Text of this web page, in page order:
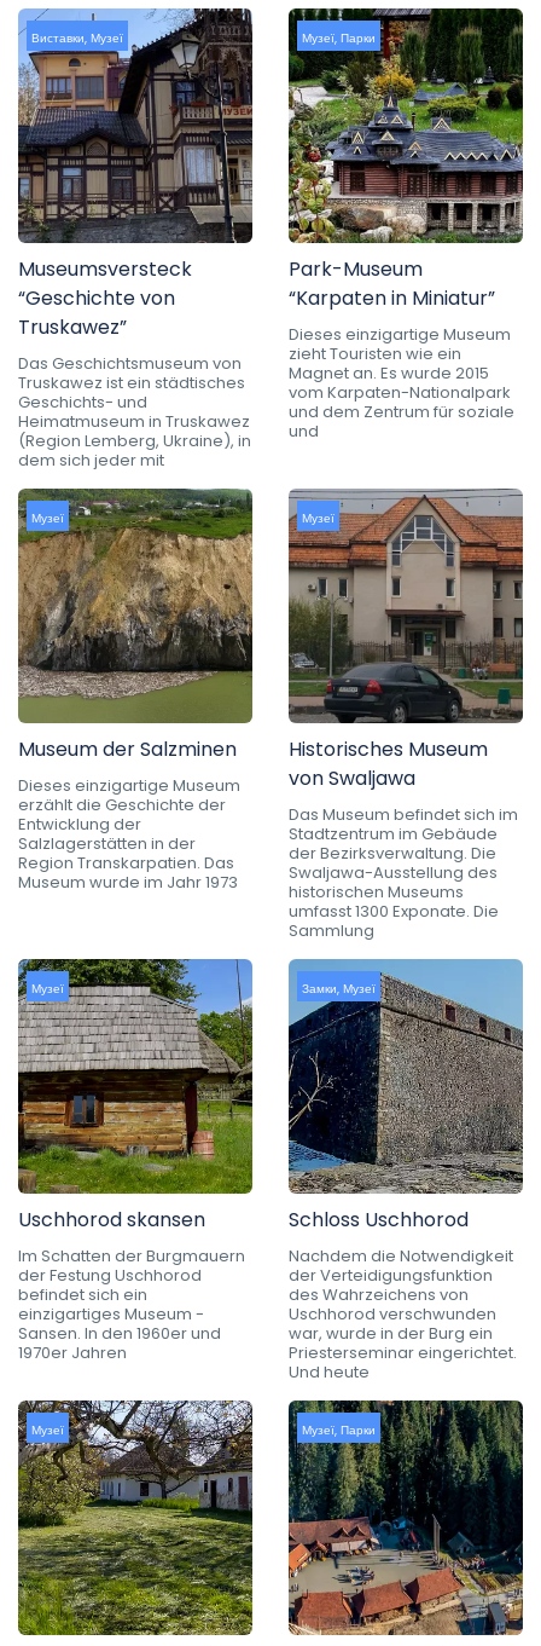
Виставки, Музеї
Museumsversteck
“Geschichte von
Truskawez”
Das Geschichtsmuseum von
Truskawez ist ein städtisches
Geschichts- und
Heimatmuseum in Truskawez
(Region Lemberg, Ukraine), in
dem sich jeder mit
Музеї, Парки
Park-Museum
“Karpaten in Miniatur”
Dieses einzigartige Museum
zieht Touristen wie ein
Magnet an. Es wurde 2015
vom Karpaten-Nationalpark
und dem Zentrum für soziale
und
Музеї
Museum der Salzminen
Dieses einzigartige Museum
erzählt die Geschichte der
Entwicklung der
Salzlagerstätten in der
Region Transkarpatien. Das
Museum wurde im Jahr 1973
Музеї
Historisches Museum
von Swaljawa
Das Museum befindet sich im
Stadtzentrum im Gebäude
der Bezirksverwaltung. Die
Swaljawa-Ausstellung des
historischen Museums
umfasst 1300 Exponate. Die
Sammlung
Музеї
Uschhorod skansen
Im Schatten der Burgmauern
der Festung Uschhorod
befindet sich ein
einzigartiges Museum -
Sansen. In den 1960er und
1970er Jahren
Замки, Музеї
Schloss Uschhorod
Nachdem die Notwendigkeit
der Verteidigungsfunktion
des Wahrzeichens von
Uschhorod verschwunden
war, wurde in der Burg ein
Priesterseminar eingerichtet.
Und heute
Музеї Музеї, Парки